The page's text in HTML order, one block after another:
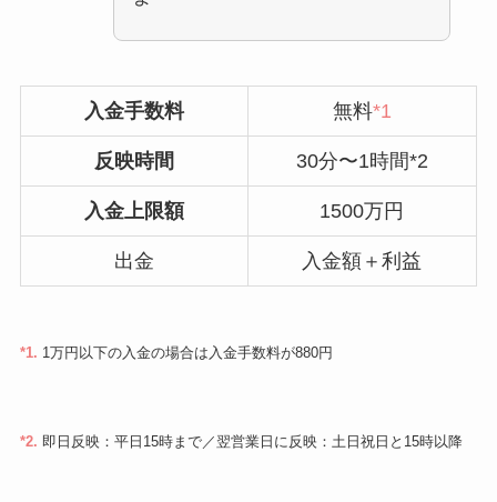
入金手数料 無料*1
反映時間 30分〜1時間*2
入金上限額 1500万円
出金 入金額＋利益
*1. 1万円以下の入金の場合は入金手数料が880円
*2. 即日反映：平日15時まで／翌営業日に反映：土日祝日と15時以降